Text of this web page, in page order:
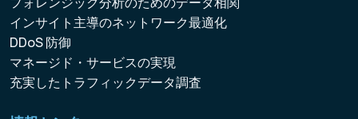
インサイト主導のネットワーク最適化
DDoS 防御
マネージド・サービスの実現
充実したトラフィックデータ調査